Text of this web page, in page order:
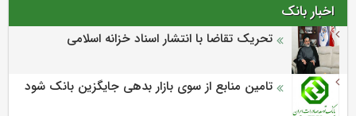
اخبار بانک
تحریک تقاضا با انتشار اسناد خزانه اسلامی
تامین منابع از سوی بازار بدهی جایگزین بانک شود